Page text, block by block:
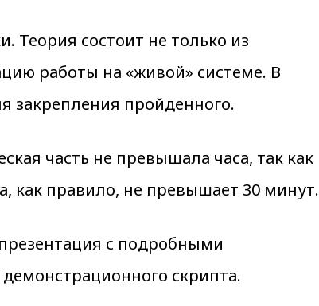
Теория состоит не только из
работы на «живой» системе. В
закрепления пройденного.
часть не превышала часа, так как
как правило, не превышает 30 минут.
с подробными
скрипта.